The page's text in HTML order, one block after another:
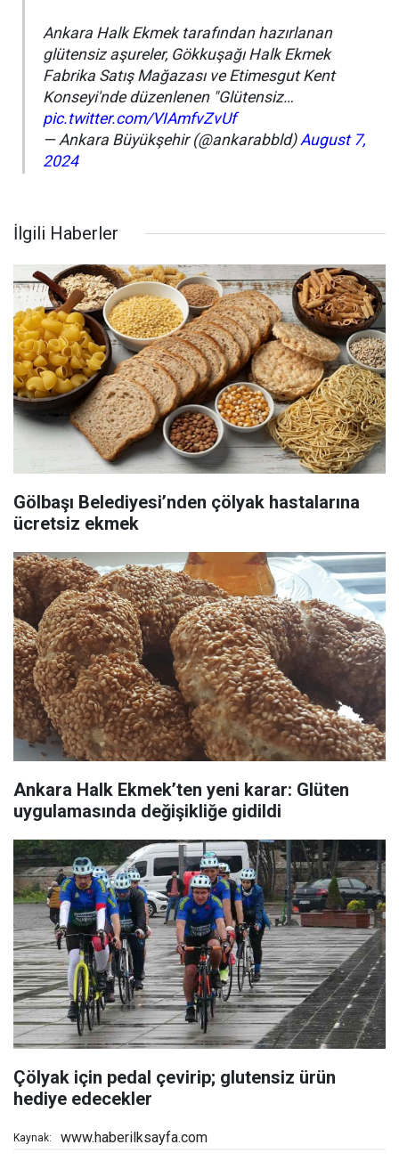
Ankara Halk Ekmek tarafından hazırlanan
glütensiz aşureler, Gökkuşağı Halk Ekmek
Fabrika Satış Mağazası ve Etimesgut Kent
Konseyi'nde düzenlenen "Glütensiz…
pic.twitter.com/VIAmfvZvUf
— Ankara Büyükşehir (@ankarabbld)August 7,
2024
İlgili Haberler
Gölbaşı Belediyesi’nden çölyak hastalarına
ücretsiz ekmek
Ankara Halk Ekmek’ten yeni karar: Glüten
uygulamasında değişikliğe gidildi
Çölyak için pedal çevirip; glutensiz ürün
hediye edecekler
Kaynak: www.haberilksayfa.com